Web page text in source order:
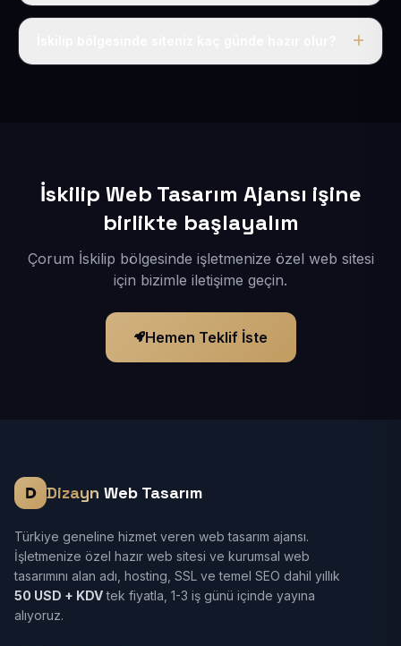
Tek fiyat uygulanır: yıllık 50 USD + KDV. Bu bedele alan
İskilip Web Tasarım Ajansı işine
birlikte başlayalım
Çorum İskilip bölgesinde işletmenize özel web sitesi
için bizimle iletişime geçin.
Hemen Teklif İste
Dizayn Web Tasarım
Türkiye geneline hizmet veren web tasarım ajansı.
İşletmenize özel hazır web sitesi ve kurumsal web
tasarımını alan adı, hosting, SSL ve temel SEO dahil yıllık
50 USD + KDVtek fiyatla, 1-3 iş günü içinde yayına
alıyoruz.